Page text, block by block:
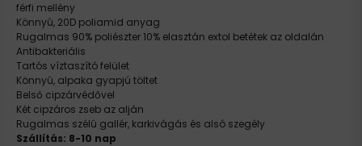
férfi mellény
Könnyû, 20D poliamid anyag
Rugalmas 90% poliészter 10% elasztán extol betétek az oldalán
Antibakteriális
Tartós víztaszító felület
Könnyû, alpaka gyapjú töltet
Belső cipzárvédővel
Két cipzáros zseb az alján
Rugalmas szélû gallér, karkivágás és alsó szegély
Szállítás: 8-10 nap